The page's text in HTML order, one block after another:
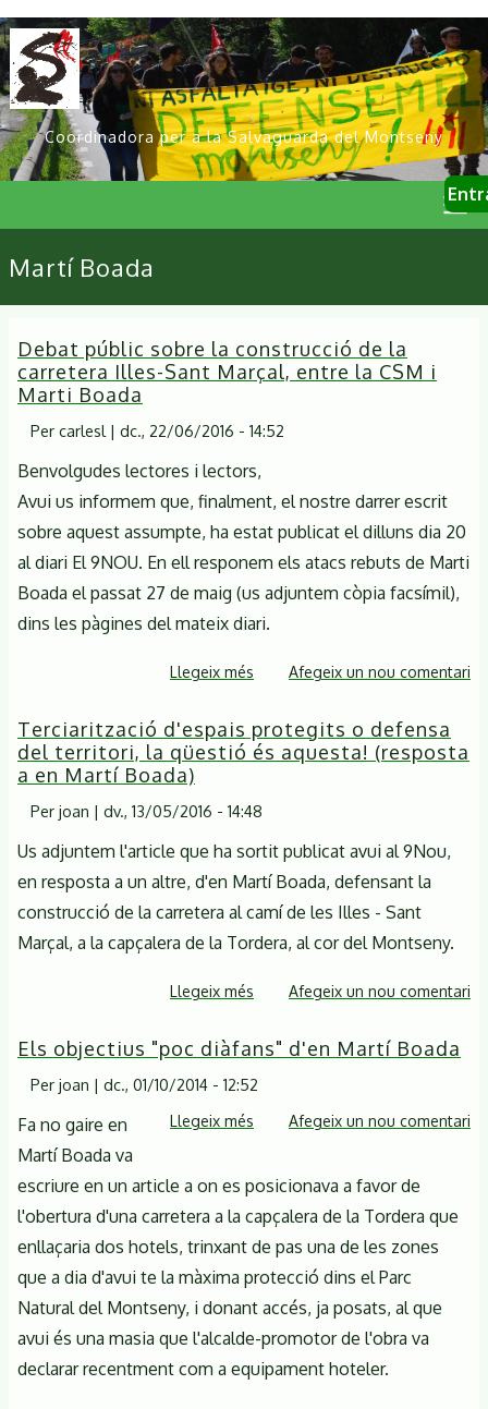
Vés
al
contingut
Coordinadora per a la Salvaguarda del Montseny
User
Primary
links
Martí Boada
Debat públic sobre la construcció de la
carretera Illes-Sant Marçal, entre la CSM i
Marti Boada
Per carlesl | dc., 22/06/2016 - 14:52
Benvolgudes lectores i lectors,
Avui us informem que, finalment, el nostre darrer escrit
sobre aquest assumpte, ha estat publicat el dilluns dia 20
al diari El 9NOU. En ell responem els atacs rebuts de Marti
Boada el passat 27 de maig (us adjuntem còpia facsímil),
dins les pàgines del mateix diari.
Llegeix més sobre
públic
sobre
construcció
la
carretera
Illes-
Sant
entre
CSM
i
Boada
Afegeix un nou comentari
Terciarització d'espais protegits o defensa
del territori, la qüestió és aquesta! (resposta
a en Martí Boada)
Per joan | dv., 13/05/2016 - 14:48
Us adjuntem l'article que ha sortit publicat avui al 9Nou,
en resposta a un altre, d'en Martí Boada, defensant la
construcció de la carretera al camí de les Illes - Sant
Marçal, a la capçalera de la Tordera, al cor del Montseny.
Llegeix més sobre
d'espais
defensa
territori,
la
qüestió
(resposta
a
en
Afegeix un nou comentari
Els objectius "poc diàfans" d'en Martí Boada
Per joan | dc., 01/10/2014 - 12:52
Llegeix més sobre
objectius
diàfans"
d'en
Martí
Boada
Afegeix un nou comentari
Fa no gaire en
Martí Boada va
escriure en un article a on es posicionava a favor de
l'obertura d'una carretera a la capçalera de la Tordera que
enllaçaria dos hotels, trinxant de pas una de les zones
que a dia d'avui te la màxima protecció dins el Parc
Natural del Montseny, i donant accés, ja posats, al que
avui és una masia que l'alcalde-promotor de l'obra va
declarar recentment com a equipament hoteler.